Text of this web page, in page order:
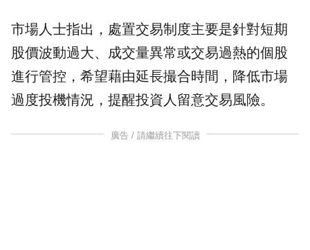
市場人士指出，處置交易制度主要是針對短期
股價波動過大、成交量異常或交易過熱的個股
進行管控，希望藉由延長撮合時間，降低市場
過度投機情況，提醒投資人留意交易風險。
廣告 / 請繼續往下閱讀